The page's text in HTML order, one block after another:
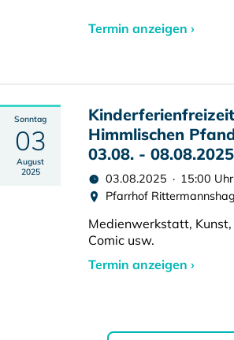
Termin anzeigen ›
Sonntag
03
August
2025
Himmlischen
03.08. - 08.08.2025
03.08.2025 · 15:00 Uhr
Pfarrhof
Medienwerkstatt,
Comic usw.
Termin anzeigen ›